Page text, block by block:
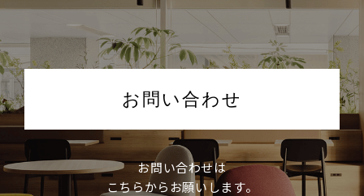
お問い合わせ
お問い合わせは
こちらからお願いします。